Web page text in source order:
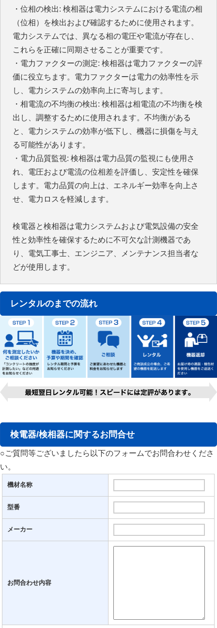
・位相の検出: 検相器は電力システムにおける電流の相
（位相）を検出および確認するために使用されます。
電力システムでは、異なる相の電圧や電流が存在し、
これらを正確に同期させることが重要です。
・電力ファクターの測定: 検相器は電力ファクターの評
価に役立ちます。電力ファクターは電力の効率性を示
し、電力システムの効率向上に寄与します。
・相電流の不均衡の検出: 検相器は相電流の不均衡を検
出し、調整するために使用されます。不均衡がある
と、電力システムの効率が低下し、機器に損傷を与え
る可能性があります。
・電力品質監視: 検相器は電力品質の監視にも使用さ
れ、電圧および電流の位相差を評価し、安定性を確保
します。電力品質の向上は、エネルギー効率を向上さ
せ、電力ロスを軽減します。
検電器と検相器は電力システムおよび電気設備の安全
性と効率性を確保するために不可欠な計測機器であ
り、電気工事士、エンジニア、メンテナンス担当者な
どが使用します。
レンタルのまでの流れ
検電器/検相器に関するお問合せ
○ご質問等ございましたら以下のフォームでお問合わせくださ
い。
機材名称
型番
メーカー
お問合わせ内容